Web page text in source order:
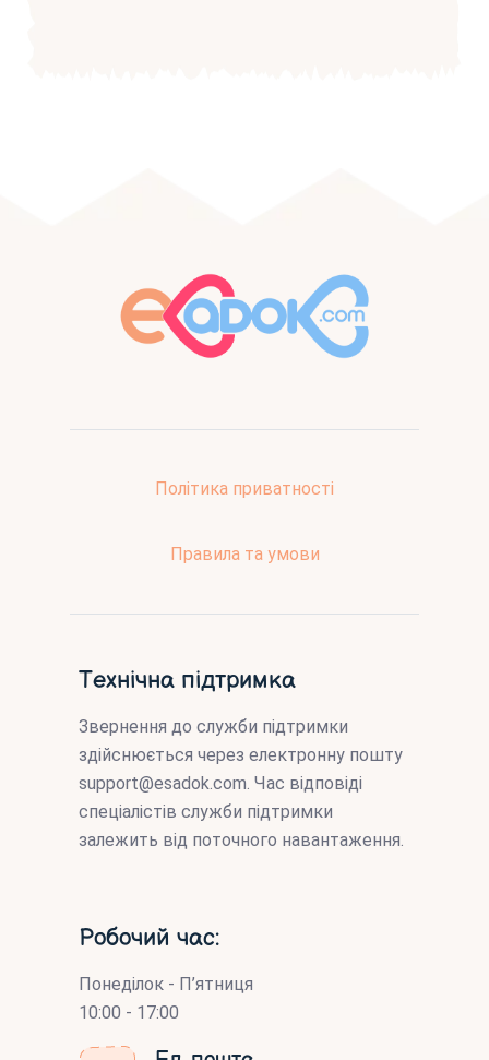
Політика приватності
Правила та умови
Технічна підтримка
Звернення до служби підтримки
здійснюється через електронну пошту
support@esadok.com. Час відповіді
спеціалістів служби підтримки
залежить від поточного навантаження.
Робочий час:
Понеділок - П’ятниця
10:00 - 17:00